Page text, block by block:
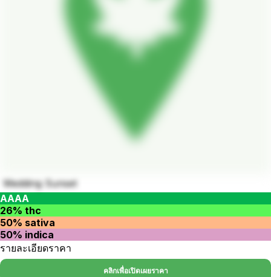
Wedding Sunset
AAAA
26% thc
50% sativa
50% indica
รายละเอียดราคา
คลิกเพื่อเปิดเผยราคา